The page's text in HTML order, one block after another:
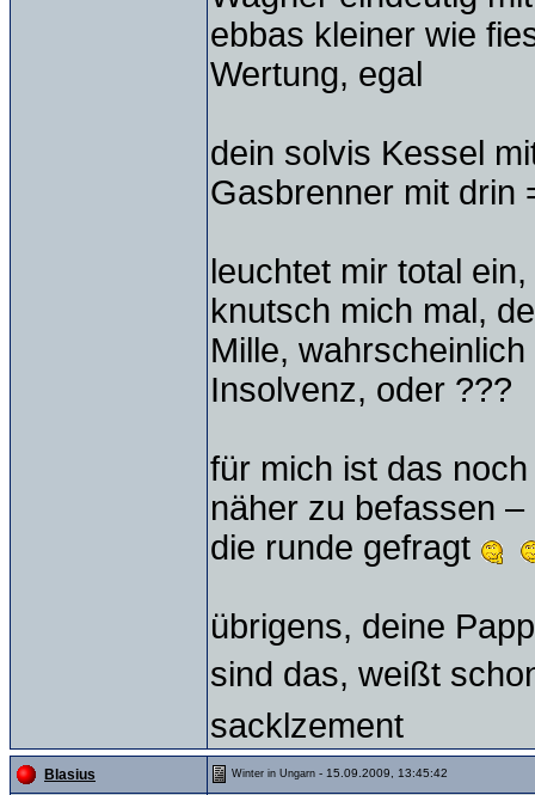
ebbas kleiner wie
Wertung, egal
dein solvis Kessel
Gasbrenner mit drin
leuchtet mir total
knutsch mich mal,
Mille,
Insolvenz, oder ???
für mich ist das
näher zu befassen
die runde gefragt
übrigens, deine
sind das, weißt
sacklzement
Blasius Winter in Ungarn - 15.09.2009, 13:45:42